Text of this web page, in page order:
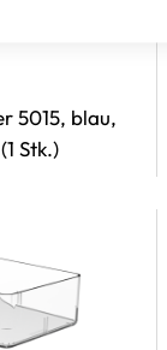
5015, blau,
(1 Stk.)